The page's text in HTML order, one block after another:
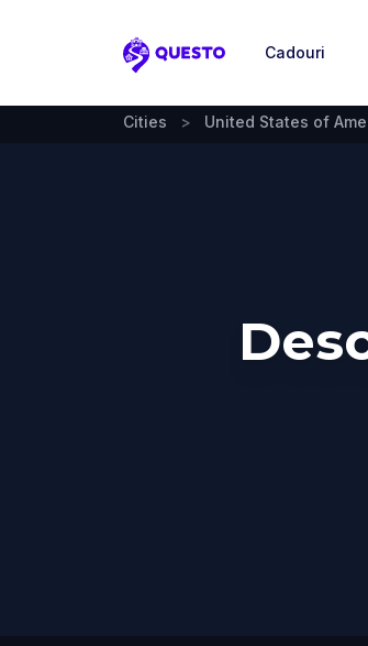
Questo
Cadouri
Cities > United States of